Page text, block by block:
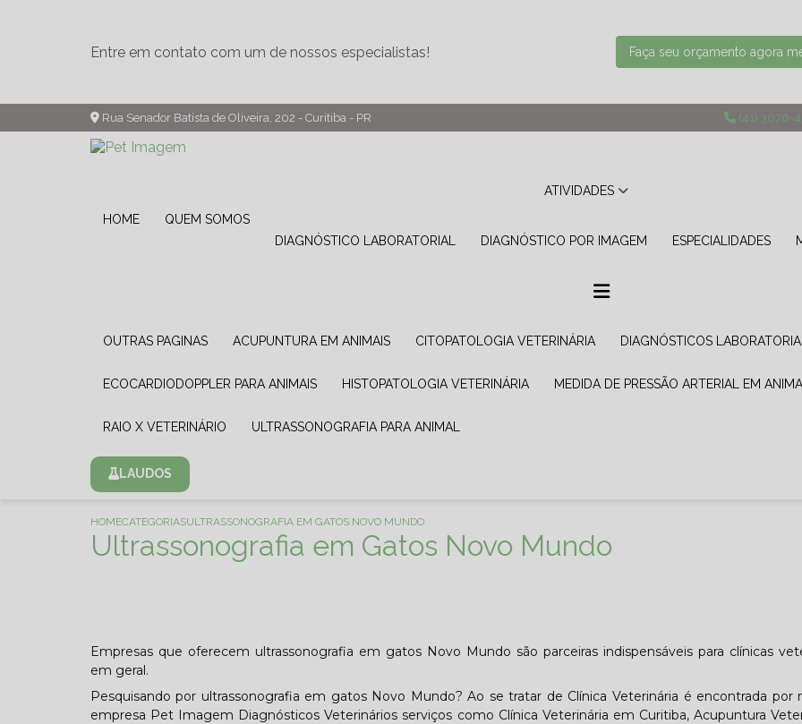
Entre em contato com um de nossos especialistas! Faça seu orçamento agora
Rua Senador Batista de Oliveira, 202 - Curitiba - PR (41) 3076-
HOME QUEM SOMOS
ATIVIDADES
DIAGNÓSTICO LABORATORIAL DIAGNÓSTICO POR IMAGEM ESPECIALIDADES
OUTRAS PAGINAS ACUPUNTURA EM ANIMAIS CITOPATOLOGIA VETERINÁRIA DIAGNÓSTICOS
ECOCARDIODOPPLER PARA ANIMAIS HISTOPATOLOGIA VETERINÁRIA MEDIDA DE PRESSÃO ARTERIAL EM
RAIO X VETERINÁRIO ULTRASSONOGRAFIA PARA ANIMAL
LAUDOS
HOMECATEGORIASULTRASSONOGRAFIA EM GATOS NOVO MUNDO
Ultrassonografia em Gatos Novo Mundo
Empresas que oferecem ultrassonografia em gatos Novo Mundo são parceiras indispensáveis para clínicas
em geral.
Pesquisando por ultrassonografia em gatos Novo Mundo? Ao se tratar de Clínica Veterinária é encontrada por
empresa Pet Imagem Diagnósticos Veterinários serviços como Clínica Veterinária em Curitiba, Acupuntura